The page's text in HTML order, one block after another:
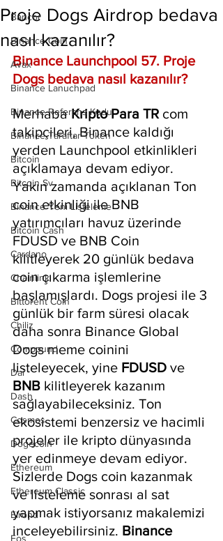
Bancor
Binance Coin
Avax
Binance Lanuchpad
Binance Referans Kodu
Binance Taraftar Token
Bitcoin
Bitcoin Sv
Binance Yeni Listeleme
Bitcoin Cash
Cardano
Chainlink
Bittorent Coin
Chiliz
Compound
Dai
Dash
Cosmos
Dogecoin
Ethereum
Ethereum Classic
Elrond
Eos
Proje Dogs Airdrop bedava
nasıl kazanılır?
Binance Launchpool 57. Proje
Dogs bedava nasıl kazanılır?
Merhaba Kripto Para TR com
takipçileri, Binance kaldığı
yerden Launchpool etkinlikleri
açıklamaya devam ediyor.
Yakın zamanda açıklanan Ton
coin etkinliği ile BNB
yatırımcıları havuz üzerinde
FDUSD ve BNB Coin
kilitleyerek 20 günlük bedava
coin çıkarma işlemlerine
başlamışlardı. Dogs projesi ile 3
günlük bir farm süresi olacak
daha sonra Binance Global
Dogs meme coinini
listeleyecek, yine FDUSD ve
BNB kilitleyerek kazanım
sağlayabileceksiniz. Ton
ekosistemi benzersiz ve hacimli
projeler ile kripto dünyasında
yer edinmeye devam ediyor.
Sizlerde Dogs coin kazanmak
ve listeleme sonrası al sat
yapmak istiyorsanız makalemizi
inceleyebilirsiniz. Binance